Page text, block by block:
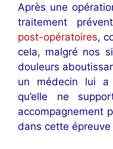
Après une
traitement
post-opératoires,
cela, malgré nos
douleurs
un médecin lui a
qu’elle ne
accompagnement
dans cette